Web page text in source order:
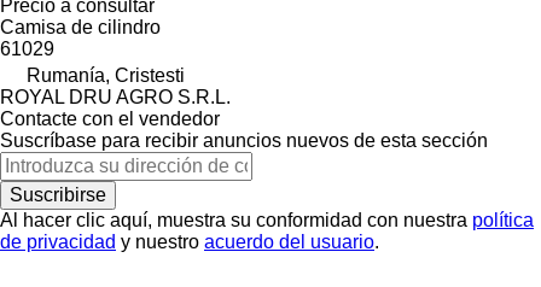
Precio a consultar
Camisa de cilindro
61029
Rumanía, Cristesti
ROYAL DRU AGRO S.R.L.
Contacte con el vendedor
Suscríbase para recibir anuncios nuevos de esta sección
Suscribirse
Al hacer clic aquí, muestra su conformidad con nuestra política
de privacidad y nuestro acuerdo del usuario.